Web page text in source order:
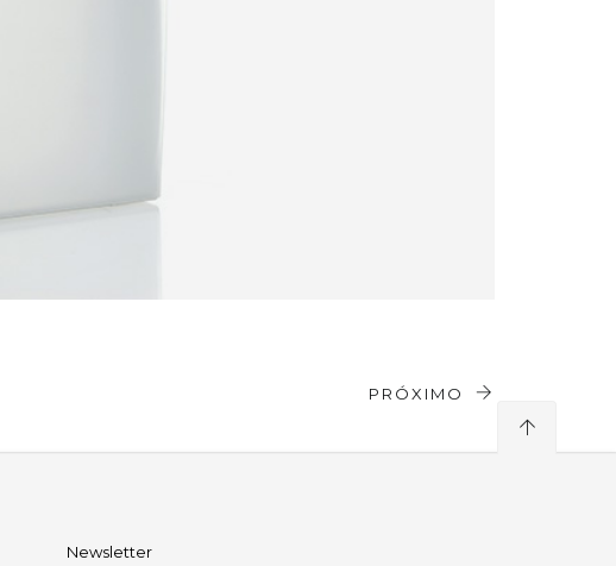
PRÓXIMO
Newsletter